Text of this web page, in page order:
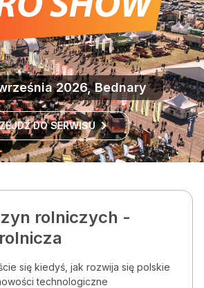
2026, Bednary
DO SERWISU
rolniczych -
się kiedyś, jak rozwija się polskie
technologiczne